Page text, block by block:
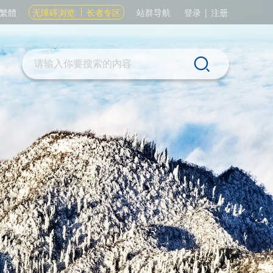
繁體 无障碍浏览 长者专区 站群导航 登录 | 注册